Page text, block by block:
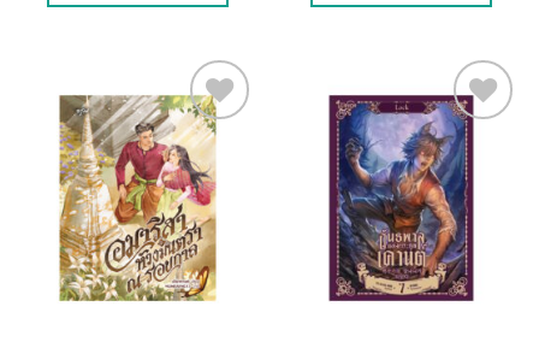
Add to
Wishlist
Add to
Wishlist